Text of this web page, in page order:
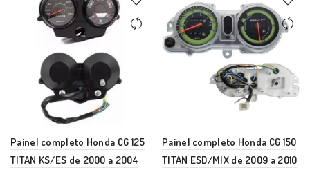
Painel completo Honda CG 125
TITAN KS/ES de 2000 a 2004
Painel completo Honda CG 150
TITAN ESD/MIX de 2009 a 2010